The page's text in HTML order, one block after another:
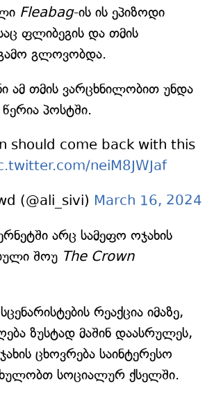
Fleabag-ის ის ეპიზოდი
ფლიბეგის და თმის
გლოვობდა.
ამ თმის ვარცხნილობით უნდა
პოსტში.
should come back with this
neiM8JWJaf
(@ali_sivi) March 16, 2024
არც სამეფო ოჯახის
შოუ The Crown
რეაქცია იმაზე,
ზუსტად მაშინ დაასრულეს,
ცხოვრება საინტერესო
სოციალურ ქსელში.